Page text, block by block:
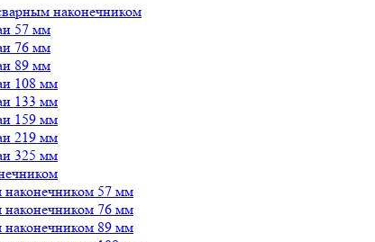
наконечником
57 мм
76 мм
89 мм
108 мм
133 мм
159 мм
219 мм
325 мм
57 мм
76 мм
89 мм